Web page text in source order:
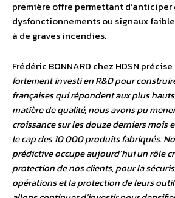
première offre permettant d’anticiper
dysfonctionnements ou signaux
à de graves incendies.
Frédéric BONNARD chez HDSN précise
fortement investi en R&D pour
françaises qui répondent aux plus
matière de qualité, nous avons pu
croissance sur les douze derniers mois
le cap des 10 000 produits fabriqués.
prédictive occupe aujourd’hui un rôle
protection de nos clients, pour la
opérations et la protection de leurs